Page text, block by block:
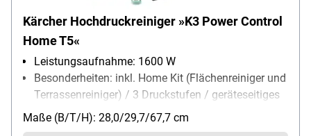
Kärcher Hochdruckreiniger »K3 Power Control
Home T5«
Leistungsaufnahme: 1600 W
Besonderheiten: inkl. Home Kit (Flächenreiniger und
Terrassenreiniger) / 3 Druckstufen / geräteseitiges
Quick Connect / Reinigungsmitteleinsatz über Tank
/ Teleskopgriff / integrierter Wasserfilter / Kärcher
Maße (B/T/H): 28,0/29,7/67,7 cm